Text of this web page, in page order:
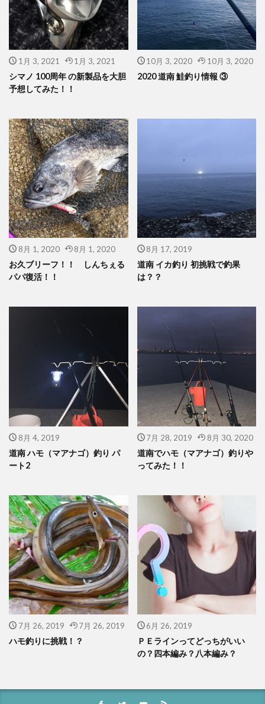
1月 3, 2021 1月 3, 2021
シマノ 100周年 の新製品を大胆
予想してみた！！
10月 3, 2020 10月 3, 2020
2020 道南 鮭釣り情報 ③
8月 1, 2020 8月 1, 2020
お久ブリーフ！！ しんちぇる
パパ復活！！
8月 17, 2019
道南 イカ釣り 初挑戦で釣果
は？？
8月 4, 2019
道南 ハモ（マアナゴ）釣り パ
ート2
7月 28, 2019 8月 30, 2020
道南でハモ（マアナゴ）釣りや
ってみた！！
7月 26, 2019 7月 26, 2019
ハモ釣りに挑戦！？
6月 26, 2019
ＰＥラインってどっちがいい
の？四本編み？八本編み？